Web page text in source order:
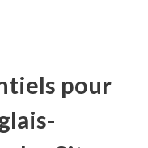
pour